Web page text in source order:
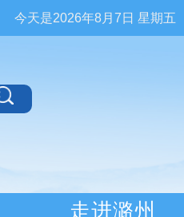
天是2026年8月7日 星期五
走进潞州